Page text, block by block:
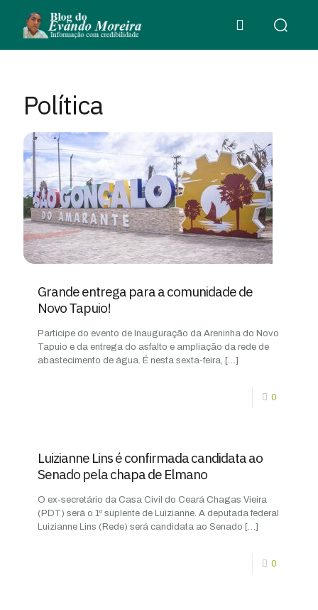
Política
Grande entrega para a comunidade de
Novo Tapuio!
Participe do evento de Inauguração da Areninha do Novo
Tapuio e da entrega do asfalto e ampliação da rede de
abastecimento de água. É nesta sexta-feira, […]
0
Luizianne Lins é confirmada candidata ao
Senado pela chapa de Elmano
O ex-secretário da Casa Civil do Ceará Chagas Vieira
(PDT) será o 1º suplente de Luizianne. A deputada federal
Luizianne Lins (Rede) será candidata ao Senado […]
0